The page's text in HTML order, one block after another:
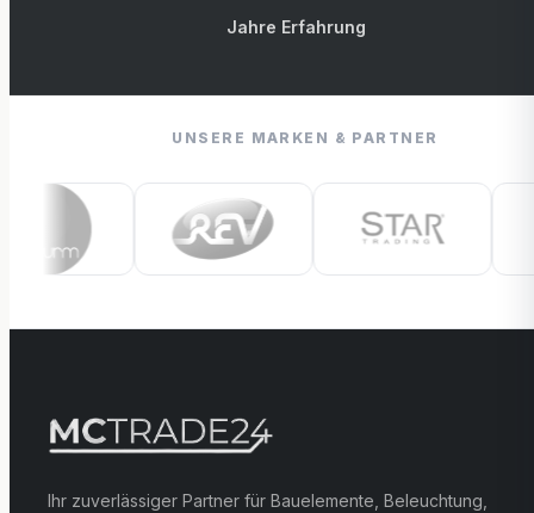
Jahre Erfahrung
UNSERE MARKEN & PARTNER
Ihr zuverlässiger Partner für Bauelemente, Beleuchtung,